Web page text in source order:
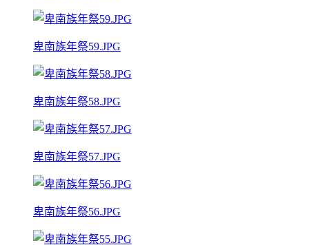
卑南族年祭59.JPG
卑南族年祭58.JPG
卑南族年祭57.JPG
卑南族年祭56.JPG